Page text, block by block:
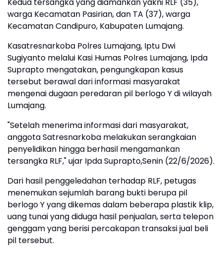
warga Kecamatan Pasirian, dan TA (37), warga
Kecamatan Candipuro, Kabupaten Lumajang.
Kasatresnarkoba Polres Lumajang, Iptu Dwi
Sugiyanto melalui Kasi Humas Polres Lumajang, Ipda
Suprapto mengatakan, pengungkapan kasus
tersebut berawal dari informasi masyarakat
mengenai dugaan peredaran pil berlogo Y di wilayah
Lumajang.
"Setelah menerima informasi dari masyarakat,
anggota Satresnarkoba melakukan serangkaian
penyelidikan hingga berhasil mengamankan
tersangka RLF," ujar Ipda Suprapto,Senin (22/6/2026).
Dari hasil penggeledahan terhadap RLF, petugas
menemukan sejumlah barang bukti berupa pil
berlogo Y yang dikemas dalam beberapa plastik klip,
uang tunai yang diduga hasil penjualan, serta telepon
genggam yang berisi percakapan transaksi jual beli
pil tersebut.